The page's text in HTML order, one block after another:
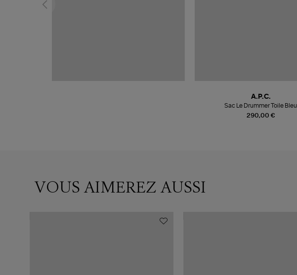
290,00 €
A.P.C.
Sac Le Drummer Toile Bleu
VOUS AIMEREZ AUSSI